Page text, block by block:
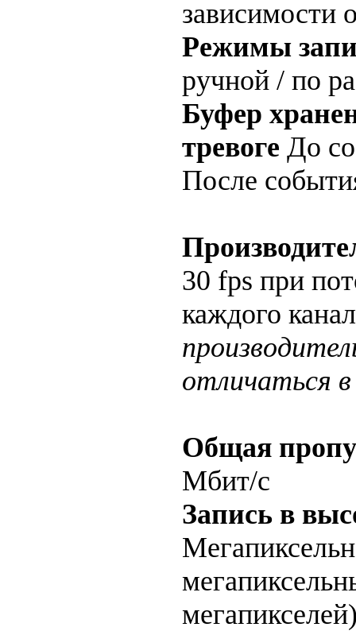
зависимости
Режимы
ручной / по
Буфер
тревоге До
После
30 fps при
каждого
отличаться в
Общая
Мбит/с
Запись в